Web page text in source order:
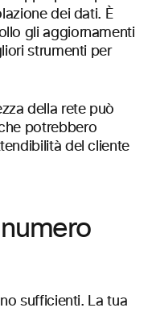
dei dati. È
gli aggiornamenti
strumenti per
della rete può
potrebbero
del cliente
sufficienti. La tua